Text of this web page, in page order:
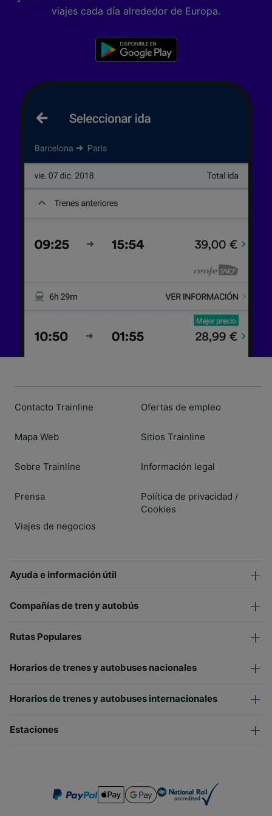
viajes cada día alrededor de Europa.
Contacto Trainline
Mapa Web
Sobre Trainline
Prensa
Viajes de negocios
Ofertas de empleo
Sitios Trainline
Información legal
Política de privacidad /
Cookies
Ayuda e información útil
Compañías de tren y autobús
Rutas Populares
Horarios de trenes y autobuses nacionales
Horarios de trenes y autobuses internacionales
Estaciones
Lista de asociados (proveedores)